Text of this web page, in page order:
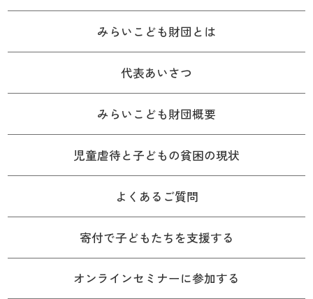
みらいこども財団とは
代表あいさつ
みらいこども財団概要
児童虐待と子どもの貧困の現状
よくあるご質問
寄付で子どもたちを支援する
オンラインセミナーに参加する